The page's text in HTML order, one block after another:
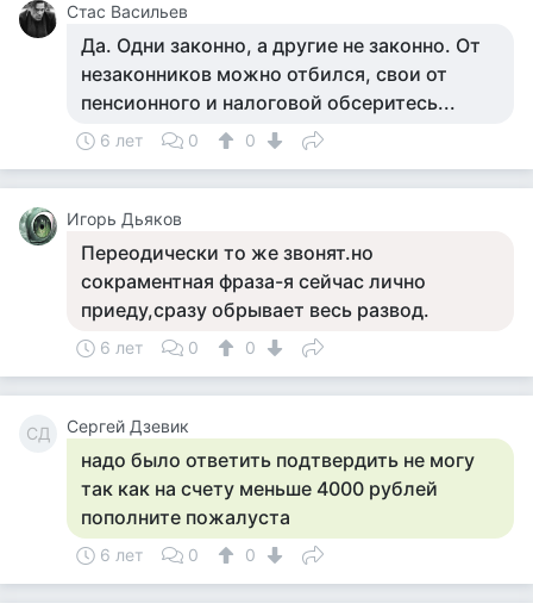
Стас Васильев
Да. Одни законно, а другие не законно. От
незаконников можно отбился, свои от
пенсионного и налоговой обсеритесь...
6 лет 0 0
Игорь Дьяков
Переодически то же звонят.но
сокраментная фраза-я сейчас лично
приеду,сразу обрывает весь развод.
6 лет 0 0
CД Cергей Дзевик
надо было ответить подтвердить не могу
так как на счету меньше 4000 рублей
пополните пожалуста
6 лет 0 0